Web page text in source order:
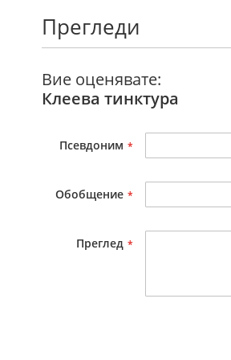
със
снимки
Прегледи
Вие оценявате:
Клеева тинктура
Псевдоним
Обобщение
Преглед